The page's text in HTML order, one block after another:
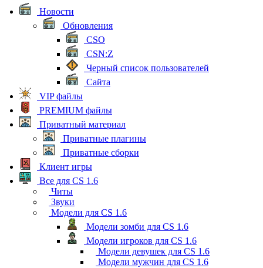
Новости
Обновления
CSO
CSN:Z
Черный список пользователей
Сайта
VIP файлы
PREMIUM файлы
Приватный материал
Приватные плагины
Приватные сборки
Клиент игры
Все для CS 1.6
Читы
Звуки
Модели для CS 1.6
Модели зомби для CS 1.6
Модели игроков для CS 1.6
Модели девушек для CS 1.6
Модели мужчин для CS 1.6